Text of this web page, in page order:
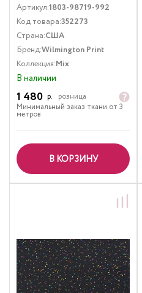
Артикул:1803-98719-992
Код товара:352273
Страна:США
Бренд:Wilmington Print
Коллекция:Mix
В наличии
1 480 р.
розница
Минимальный заказ ткани от 3
метров
В КОРЗИНУ